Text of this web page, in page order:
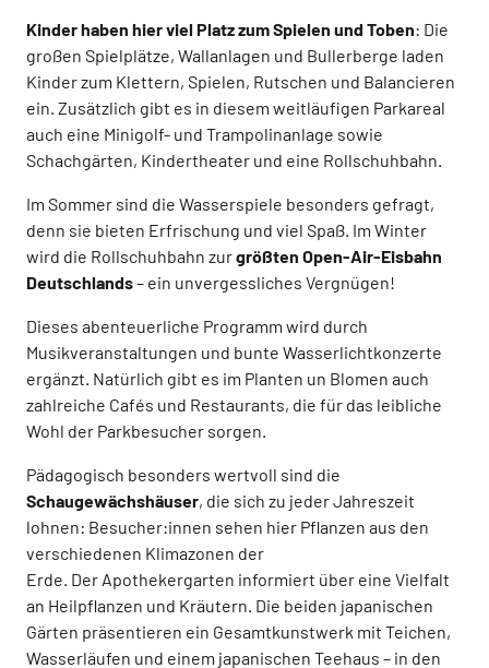
Kinder haben hier viel Platz zum Spielen und Toben: Die
großen Spielplätze, Wallanlagen und Bullerberge laden
Kinder zum Klettern, Spielen, Rutschen und Balancieren
ein. Zusätzlich gibt es in diesem weitläufigen Parkareal
auch eine Minigolf- und Trampolinanlage sowie
Schachgärten, Kindertheater und eine Rollschuhbahn.
Im Sommer sind die Wasserspiele besonders gefragt,
denn sie bieten Erfrischung und viel Spaß. Im Winter
wird die Rollschuhbahn zurgrößten Open-Air-Eisbahn
Deutschlands– ein unvergessliches Vergnügen!
Dieses abenteuerliche Programm wird durch
Musikveranstaltungen und bunte Wasserlichtkonzerte
ergänzt. Natürlich gibt es im Planten un Blomen auch
zahlreiche Cafés und Restaurants, die für das leibliche
Wohl der Parkbesucher sorgen.
Pädagogisch besonders wertvoll sind die
Schaugewächshäuser, die sich zu jeder Jahreszeit
lohnen: Besucher:innen sehen hier Pflanzen aus den
verschiedenen Klimazonen der
Erde. Der Apothekergarten informiert über eine Vielfalt
an Heilpflanzen und Kräutern. Die beiden japanischen
Gärten präsentieren ein Gesamtkunstwerk mit Teichen,
Wasserläufen und einem japanischen Teehaus – in den